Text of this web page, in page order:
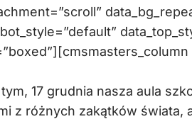
17 grudnia nasza aula
z różnych zakątków świata,